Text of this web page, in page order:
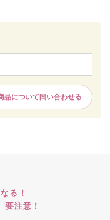
品について問い合わせる
る！
要注意！